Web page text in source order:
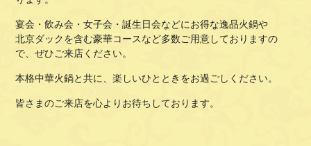
宴会・飲み会・女子会・誕生日会などにお得な逸品火鍋や
北京ダックを含む豪華コースなど多数ご用意しておりますの
で、ぜひご来店ください。
本格中華火鍋と共に、楽しいひとときをお過ごしください。
皆さまのご来店を心よりお待ちしております。